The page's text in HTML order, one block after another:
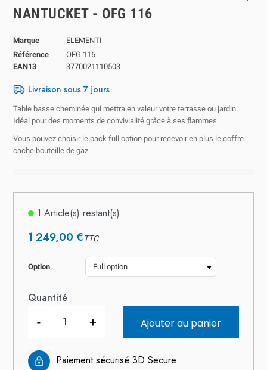
NANTUCKET - OFG 116
Marque
ELEMENTI
Référence
OFG 116
EAN13
3770021110503
Livraison sous 7 jours
Table basse cheminée qui mettra en valeur votre terrasse ou jardin.
Idéal pour des moments de convivialité grâce à ses flammes.
Vous pouvez choisir le pack full option pour recevoir en plus le coffre
cache bouteille de gaz.
1 Article(s) restant(s)
1 249,00 €TTC
Option
Quantité
- + Ajouter au panier
Paiement sécurisé 3D Secure